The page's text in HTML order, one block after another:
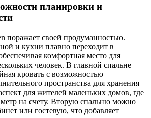
планировки и
поражает своей продуманностью.
и кухни плавно переходит в
комфортная место для
человек. В главной спальне
кровать с возможностью
пространства для хранения
для жителей маленьких домов, где
на счету. Вторую спальню можно
или гостевую, что добавляет